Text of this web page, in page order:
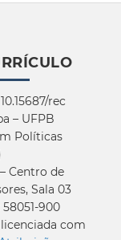
rec
– UFPB
Políticas
Centro de
Sala 03
58051-900
com